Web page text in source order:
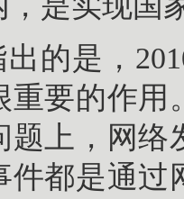
的是，
重要的作用
题上，网
件都是通过